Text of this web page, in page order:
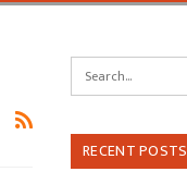
RECENT POSTS